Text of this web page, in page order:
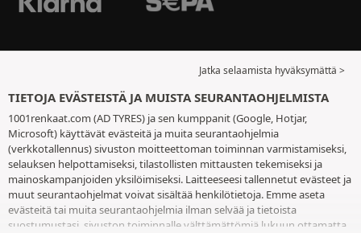
Jatka selaamista hyväksymättä >
TIETOJA EVÄSTEISTÄ JA MUISTA SEURANTAOHJELMISTA
1001renkaat.com (AD TYRES) ja sen kumppanit (Google, Hotjar,
Microsoft) käyttävät evästeitä ja muita seurantaohjelmia
(verkkotallennus) sivuston moitteettoman toiminnan varmistamiseksi,
selauksen helpottamiseksi, tilastollisten mittausten tekemiseksi ja
mainoskampanjoiden yksilöimiseksi. Laitteeseesi tallennetut evästeet ja
muut seurantaohjelmat voivat sisältää henkilötietoja. Emme aseta
evästeitä tai muita seurantaohjelmia ilman selvää ja tietoista
suostumustasi, sivuston toiminnalle välttämättömiä lukuun ottamatta.